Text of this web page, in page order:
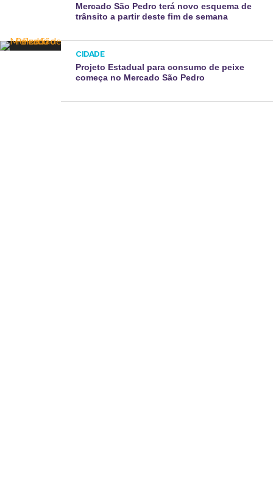
Mercado São Pedro terá novo esquema de
trânsito a partir deste fim de semana
CIDADE
Projeto Estadual para consumo de peixe
começa no Mercado São Pedro